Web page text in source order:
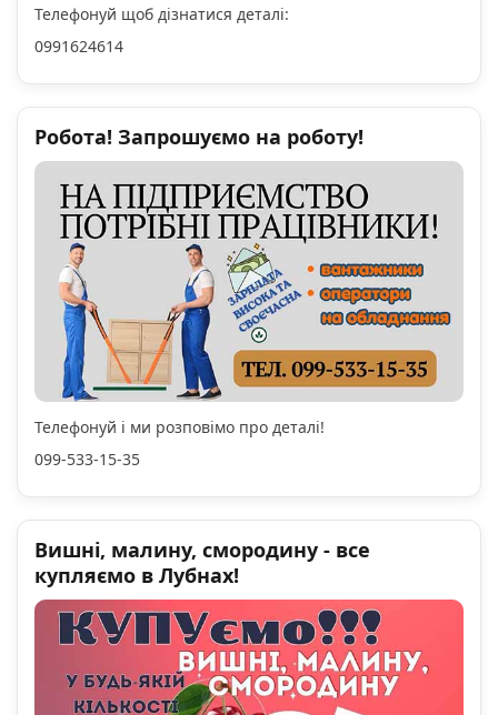
Телефонуй щоб дізнатися деталі:
0991624614
Робота! Запрошуємо на роботу!
Телефонуй і ми розповімо про деталі!
099-533-15-35
Вишні, малину, смородину - все
купляємо в Лубнах!